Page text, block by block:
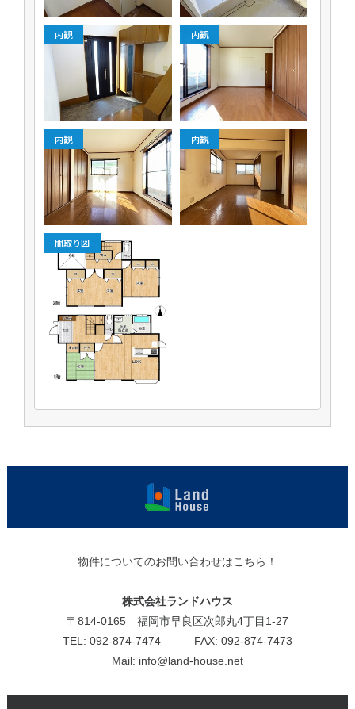
内観 内観
内観 内観
間取り図
件・売買物
ハウス
物件についてのお問い合わせはこちら！
株式会社ランドハウス
〒814-0165 福岡市早良区次郎丸4丁目1-27
TEL: 092-874-7474 FAX: 092-874-7473
Mail: info@land-house.net